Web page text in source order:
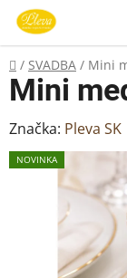
Prejsť
obsah
Domov
/ SVADBA / Mini
Mini
Značka: Pleva SK
NOVINKA